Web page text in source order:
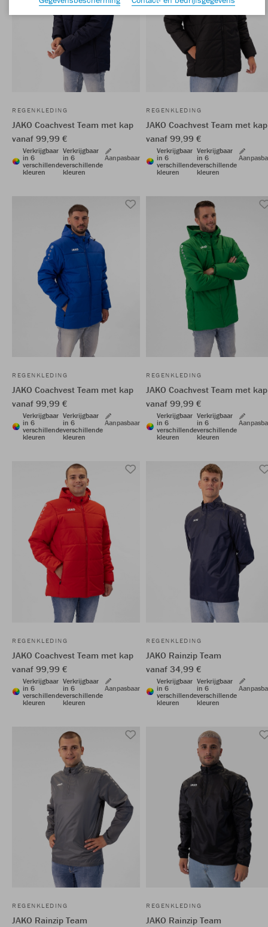
REGENKLEDING
JAKO Coachvest Team met kap
vanaf 99,99 €
Verkrijgbaar
in 6
verschillende
kleuren
Verkrijgbaar
in 6
verschillende
kleuren
Aanpasbaar
REGENKLEDING
JAKO Coachvest Team met kap
vanaf 99,99 €
Verkrijgbaar
in 6
verschillende
kleuren
Verkrijgbaar
in 6
verschillende
kleuren
REGENKLEDING
JAKO Coachvest Team met kap
vanaf 99,99 €
Verkrijgbaar
in 6
verschillende
kleuren
Verkrijgbaar
in 6
verschillende
kleuren
Aanpasbaar
REGENKLEDING
JAKO Coachvest Team met kap
vanaf 99,99 €
Verkrijgbaar
in 6
verschillende
kleuren
Verkrijgbaar
in 6
verschillende
kleuren
REGENKLEDING
JAKO Coachvest Team met kap
vanaf 99,99 €
Verkrijgbaar
in 6
verschillende
kleuren
Verkrijgbaar
in 6
verschillende
kleuren
Aanpasbaar
REGENKLEDING
JAKO Rainzip Team
vanaf 34,99 €
Verkrijgbaar
in 6
verschillende
kleuren
Verkrijgbaar
in 6
verschillende
kleuren
REGENKLEDING
JAKO Rainzip Team
REGENKLEDING
JAKO Rainzip Team